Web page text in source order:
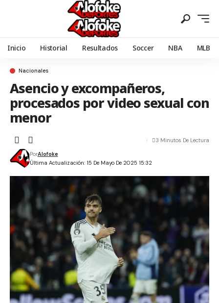
Inicio Historial Resultados Soccer NBA MLB
Nacionales
Asencio y excompañeros,
procesados por video sexual con
menor
Última Actualización: 15 De Mayo De 2025 15:32
PorAlofoke
3 Minutos De Lectura